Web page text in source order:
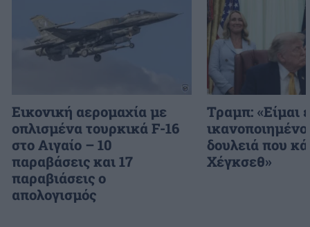
Εικονική αερομαχία με
οπλισμένα τουρκικά F-16
στο Αιγαίο – 10
παραβάσεις και 17
παραβιάσεις ο
απολογισμός
Τραμπ: «Είμαι
δουλειά που
Χέγκσεθ»